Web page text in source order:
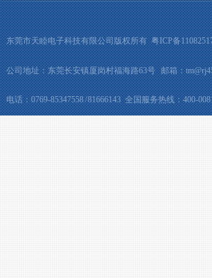
东莞市天睦电子科技有限公司版权所有粤ICP备
公司地址：东莞长安镇厦岗村福海路63号 邮箱：
电话：0769-85347558 / 81666143 全国服务热线：400-